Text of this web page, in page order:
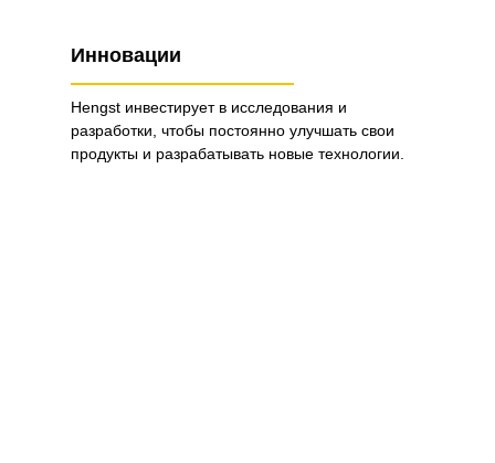
Инновации
Hengst инвестирует в исследования и
разработки, чтобы постоянно улучшать свои
продукты и разрабатывать новые технологии.